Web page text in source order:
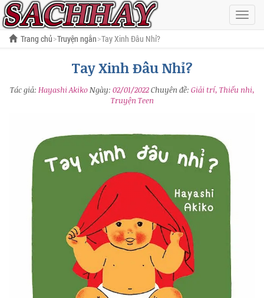
Hiện
menu
Trang chủ Truyện ngắn Tay Xinh Đâu Nhỉ?
Tay Xinh Đâu Nhỉ?
Tác giả: Hayashi AkikoNgày: 02/01/2022Chuyên đề: Giải trí, Thiếu nhi,
Truyện Teen